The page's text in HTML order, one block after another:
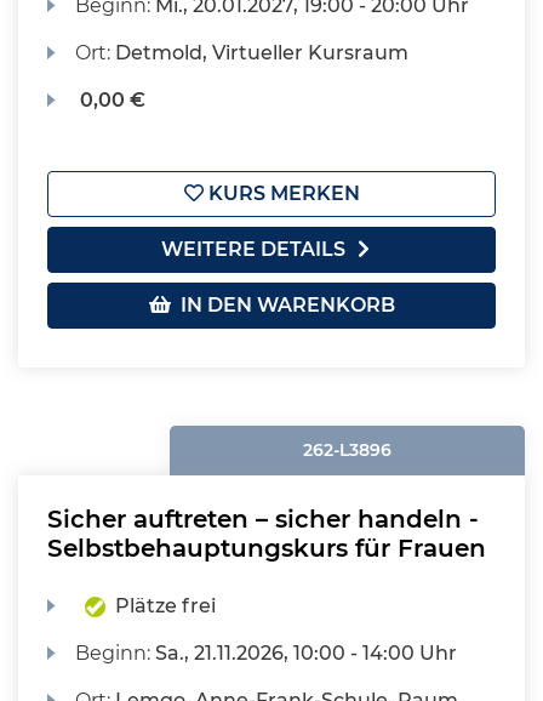
Beginn: Mi., 20.01.2027, 19:00 - 20:00 Uhr
Ort: Detmold, Virtueller Kursraum
0,00 €
KURS MERKEN
WEITERE DETAILS
IN DEN WARENKORB
262-L3896
Sicher auftreten – sicher handeln -
Selbstbehauptungskurs für Frauen
Plätze frei
Beginn:Sa., 21.11.2026, 10:00 - 14:00 Uhr